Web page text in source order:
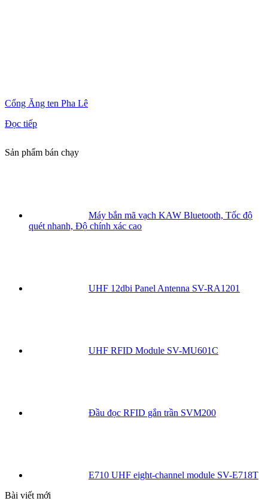
Cổng Ăng ten Pha Lê
Đọc tiếp
Sản phẩm bán chạy
Máy bắn mã vạch KAW Bluetooth, Tốc độ
quét nhanh, Độ chính xác cao
UHF 12dbi Panel Antenna SV-RA1201
UHF RFID Module SV-MU601C
Đầu đọc RFID gắn trần SVM200
E710 UHF eight-channel module SV-E718T
Bài viết mới